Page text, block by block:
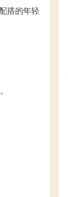
搭的年轻